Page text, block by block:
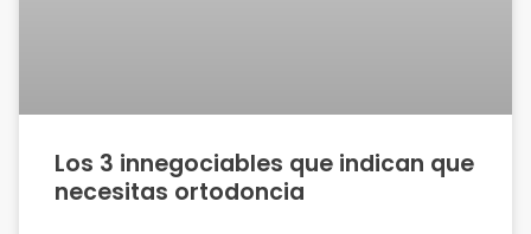
Los 3 innegociables que indican que
necesitas ortodoncia